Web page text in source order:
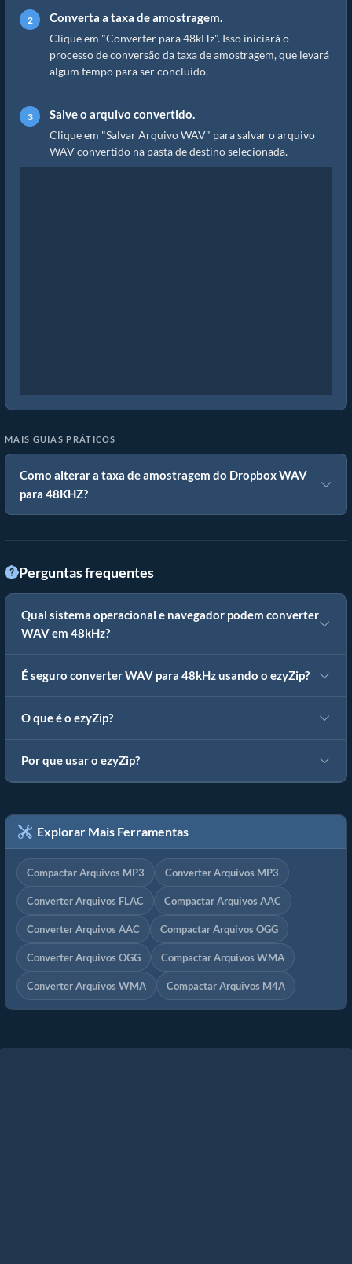
Converta a taxa de amostragem.
Clique em "Converter para 48kHz". Isso iniciará o
processo de conversão da taxa de amostragem, que levará
algum tempo para ser concluído.
Salve o arquivo convertido.
Clique em "Salvar Arquivo WAV" para salvar o arquivo
WAV convertido na pasta de destino selecionada.
MAIS GUIAS PRÁTICOS
Como alterar a taxa de amostragem do Dropbox WAV
para 48KHZ?
Perguntas frequentes
Qual sistema operacional e navegador podem converter
WAV em 48kHz?
É seguro converter WAV para 48kHz usando o ezyZip?
O que é o ezyZip?
Por que usar o ezyZip?
Explorar Mais Ferramentas
Compactar Arquivos MP3 Converter Arquivos MP3
Converter Arquivos FLAC Compactar Arquivos AAC
Converter Arquivos AAC Compactar Arquivos OGG
Converter Arquivos OGG Compactar Arquivos WMA
Converter Arquivos WMA Compactar Arquivos M4A